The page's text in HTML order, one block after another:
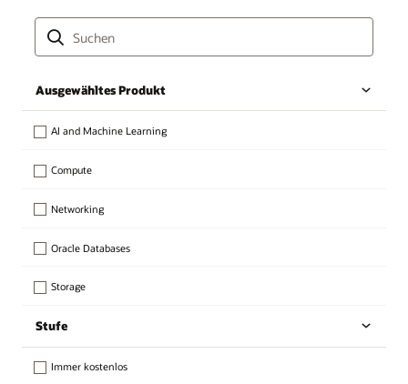
Ausgewähltes Produkt
AI and Machine Learning
Compute
Networking
Oracle Databases
Storage
Stufe
Immer kostenlos